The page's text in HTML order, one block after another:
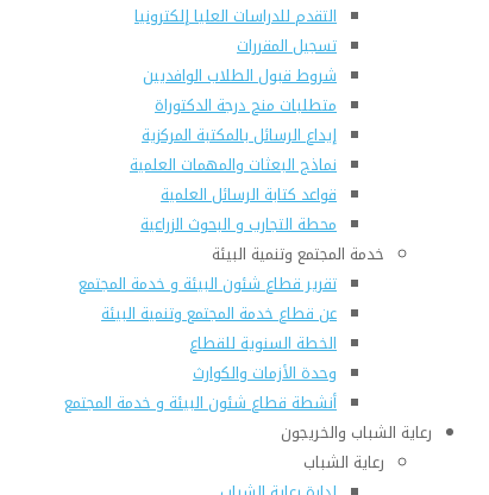
التقدم للدراسات العليا إلكترونيا
تسجيل المقررات
شروط قبول الطلاب الوافديين
متطلبات منح درجة الدكتوراة
إيداع الرسائل بالمكتبة المركزية
نماذج البعثات والمهمات العلمية
قواعد كتابة الرسائل العلمية
محطة التجارب و البحوث الزراعية
خدمة المجتمع وتنمية البيئة
تقرير قطاع شئون البيئة و خدمة المجتمع
عن قطاع خدمة المجتمع وتنمية البيئة
الخطة السنوية للقطاع
وحدة الأزمات والكوارث
أنشطة قطاع شئون البيئة و خدمة المجتمع
رعاية الشباب والخريجون
رعاية الشباب